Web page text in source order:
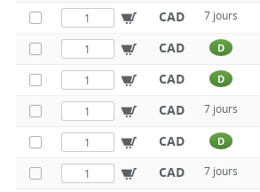
CAD 7 jours
CAD D
CAD D
CAD 7 jours
CAD D
CAD 7 jours